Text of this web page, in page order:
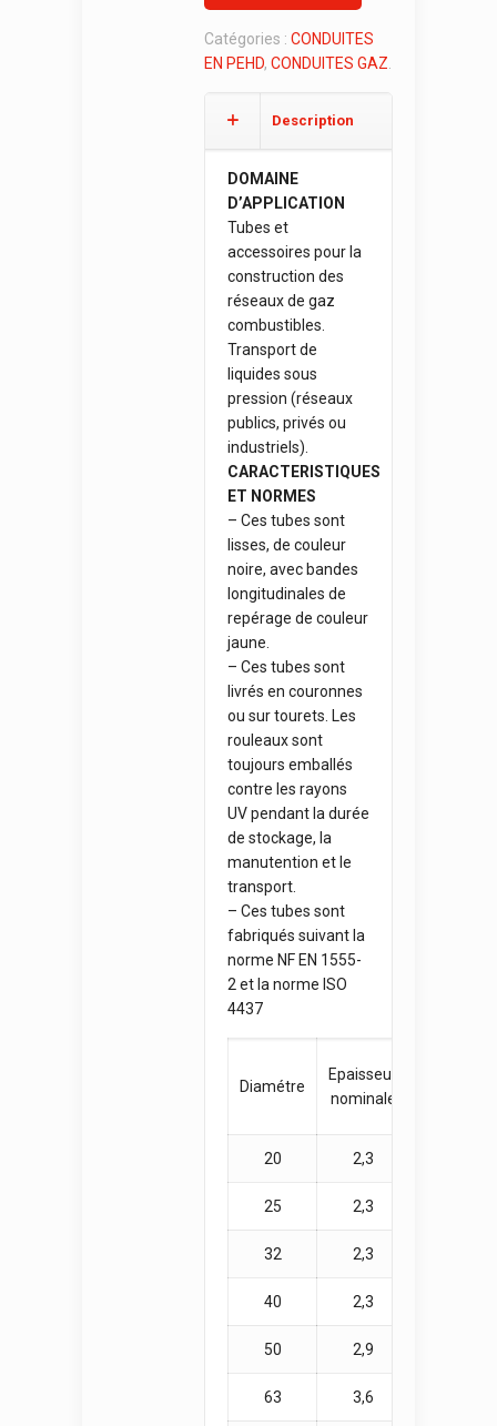
Catégories : CONDUITES
EN PEHD, CONDUITES GAZ
Description
DOMAINE
D’APPLICATION
Tubes et
accessoires pour la
construction des
réseaux de gaz
combustibles.
Transport de
liquides sous
pression (réseaux
publics, privés ou
industriels).
CARACTERISTIQUES
ET NORMES
– Ces tubes sont
lisses, de couleur
noire, avec bandes
longitudinales de
repérage de couleur
jaune.
– Ces tubes sont
livrés en couronnes
ou sur tourets. Les
rouleaux sont
toujours emballés
contre les rayons
UV pendant la durée
de stockage, la
manutention et le
transport.
– Ces tubes sont
fabriqués suivant la
norme NF EN 1555-
2 et la norme ISO
4437
Diamétre
Epaisseur
nominale
20 2,3
25 2,3
32 2,3
40 2,3
50 2,9
63 3,6